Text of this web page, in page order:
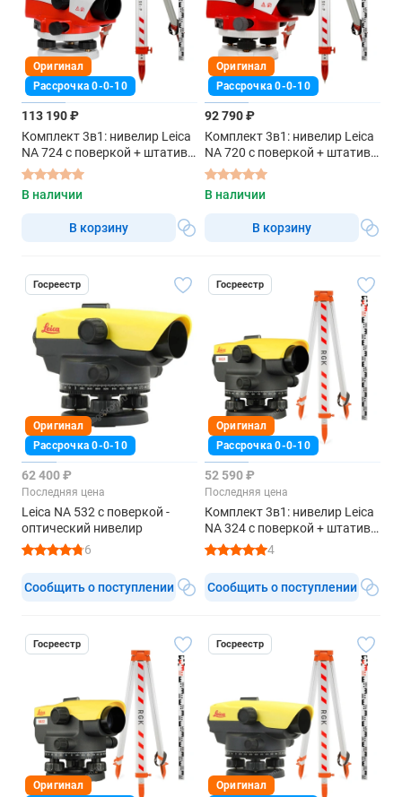
Оригинал
Рассрочка 0-0-10
113 190 ₽
Комплект 3в1: нивелир Leica
NA 724 с поверкой + штатив,
рейка 5м
В наличии
В корзину
Оригинал
Рассрочка 0-0-10
92 790 ₽
Комплект 3в1: нивелир Leica
NA 720 с поверкой + штатив,
рейка 5м
В наличии
В корзину
Госреестр
Оригинал
Рассрочка 0-0-10
62 400 ₽
Последняя цена
Leica NA 532 с поверкой -
оптический нивелир
6
Сообщить о поступлении
Госреестр
Оригинал
Рассрочка 0-0-10
52 590 ₽
Последняя цена
Комплект 3в1: нивелир Leica
NA 324 с поверкой + штатив,
рейка 3м
4
Сообщить о поступлении
Госреестр
Оригинал
Госреестр
Оригинал